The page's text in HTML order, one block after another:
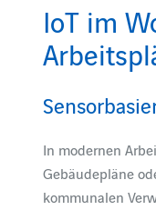
IoT im
In modernen
Gebäudepläne
kommunalen